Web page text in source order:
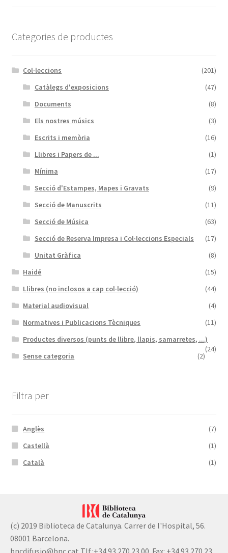
Categories de productes
Col·leccions
(201)
Catàlegs d'exposicions
(47)
Documents
(8)
Els nostres músics
(3)
Escrits i memòria
(16)
Llibres i Papers de ...
(1)
Mínima
(17)
Secció d'Estampes, Mapes i Gravats
(9)
Secció de Manuscrits
(11)
Secció de Música
(63)
Secció de Reserva Impresa i Col·leccions Especials
(17)
Unitat Gràfica
(8)
Haidé
(15)
Llibres (no inclosos a cap col·lecció)
(44)
Material audiovisual
(4)
Normatives i Publicacions Tècniques
(11)
Productes diversos (punts de llibre, llapis, samarretes, ...)
(24)
Sense categoria (2)
Filtra per
Anglès
(7)
Castellà
(1)
Català
(1)
(c) 2019 Biblioteca de Catalunya. Carrer de l'Hospital, 56.
08001 Barcelona.